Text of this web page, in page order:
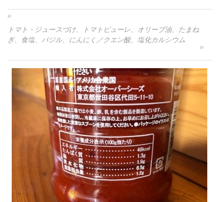
トマト・ジュースづけ、トマトピューレ、オリーブ油、たまね
ぎ、食塩、バジル、にんにく／クエン酸、塩化カルシウム